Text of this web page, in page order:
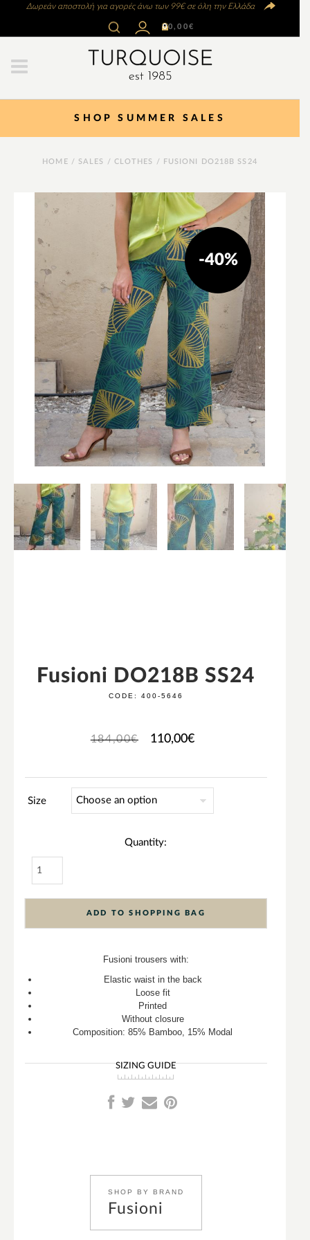
Δωρεάν αποστολή για αγορές άνω των 99€ σε όλη την Ελλάδα
00,00€
SHOP SUMMER SALES
HOME / SALES / CLOTHES / FUSIONI DO218B SS24
-40%
Fusioni DO218B SS24
CODE: 400-5646
184,00€ 110,00€
Size
Quantity:
ADD TO SHOPPING BAG
Fusioni trousers with:
Elastic waist in the back
Loose fit
Printed
Without closure
Composition: 85% Bamboo, 15% Modal
SIZING GUIDE
SHOP BY BRAND
Fusioni